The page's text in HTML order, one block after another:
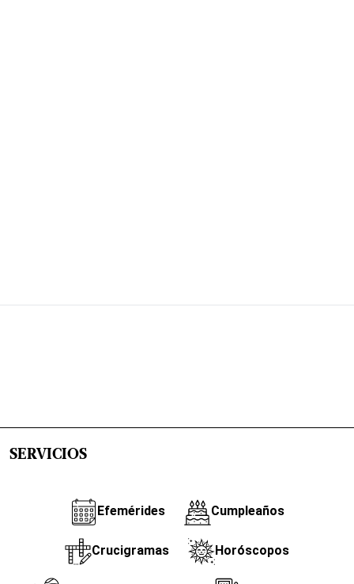
SERVICIOS
Efemérides Cumpleaños
Crucigramas Horóscopos